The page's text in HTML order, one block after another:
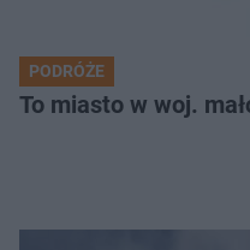
PODRÓŻE
To miasto w woj.